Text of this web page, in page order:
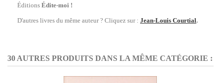
Éditions Édite-moi !
D'autres livres du même auteur ? Cliquez sur : Jean-Louis Courtial.
30 AUTRES PRODUITS DANS LA MÊME CATÉGORIE :